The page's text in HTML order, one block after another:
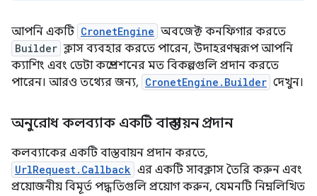
আপনি একটি CronetEngine অবজেক্ট কনফিগার করতে
Builder ক্লাস ব্যবহার করতে পারেন, উদাহরণস্বরূপ আপনি
ক্যাশিং এবং ডেটা কম্প্রেশনের মত বিকল্পগুলি প্রদান করতে
পারেন। আরও তথ্যের জন্য, CronetEngine.Builder দেখুন।
অনুরোধ কলব্যাক একটি বাস্তবায়ন প্রদান
কলব্যাকের একটি বাস্তবায়ন প্রদান করতে,
UrlRequest.Callback এর একটি সাবক্লাস তৈরি করুন এবং
প্রয়োজনীয় বিমূর্ত পদ্ধতিগুলি প্রয়োগ করুন, যেমনটি নিম্নলিখিত